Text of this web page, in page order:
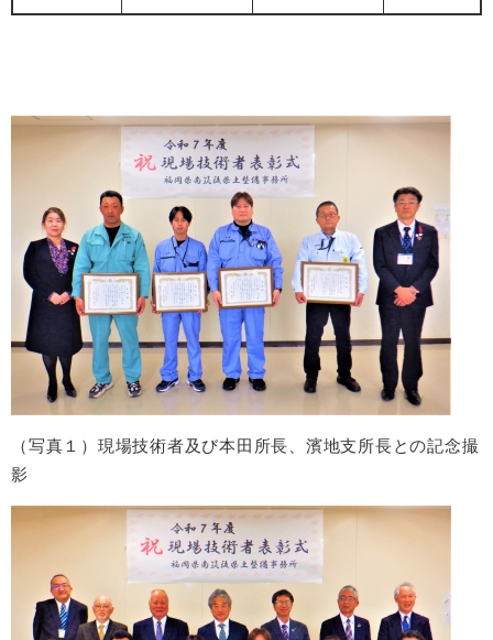
（写真１）現場技術者及び本田所長、濱地支所長との記念撮
影